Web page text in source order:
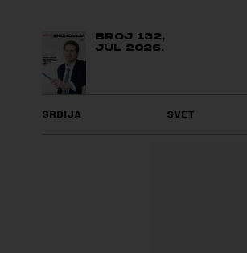
BROJ 132,
JUL 2026.
SRBIJA SVET